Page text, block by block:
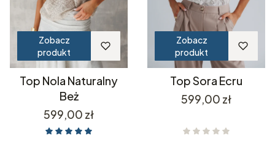
Zobacz
produkt
Top Nola Naturalny
Beż
Cena
599,00 zł
Zobacz
produkt
Top Sora Ecru
Cena
599,00 zł